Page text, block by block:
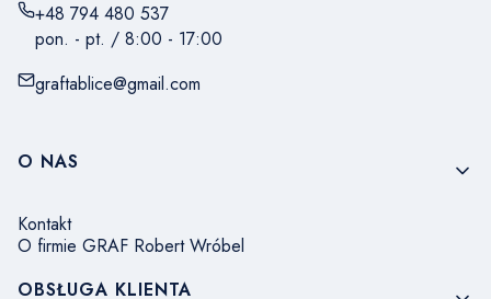
+48 794 480 537
pon. - pt. / 8:00 - 17:00
graftablice@gmail.com
Linki w stopce
O NAS
Kontakt
O firmie GRAF Robert Wróbel
OBSŁUGA KLIENTA